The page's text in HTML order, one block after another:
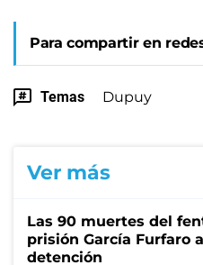
Para compartir en
Temas Dupuy
Ver más
Las 90 muertes del
prisión García Furfaro
detención